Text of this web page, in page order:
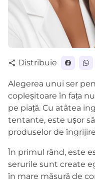
share Distribuie
Alegerea unui ser
copleșitoare în fața
pe piață. Cu atâtea
tentante, este ușor
produselor de
În primul rând, este
serurile sunt create
în mare măsură de